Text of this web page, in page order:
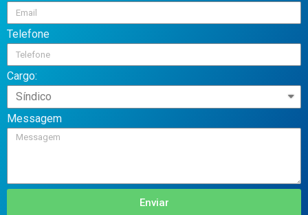
Telefone
Cargo:
Messagem
Enviar